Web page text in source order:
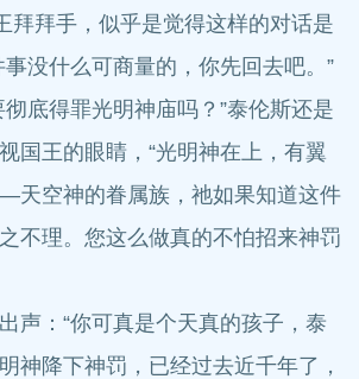
拜拜手，似乎是觉得这样的对话是
没什么可商量的，你先回去吧。”
底得罪光明神庙吗？”泰伦斯还是
国王的眼睛，“光明神在上，有翼
天空神的眷属族，祂如果知道这件
不理。您这么做真的不怕招来神罚
声：“你可真是个天真的孩子，泰
神降下神罚，已经过去近千年了，